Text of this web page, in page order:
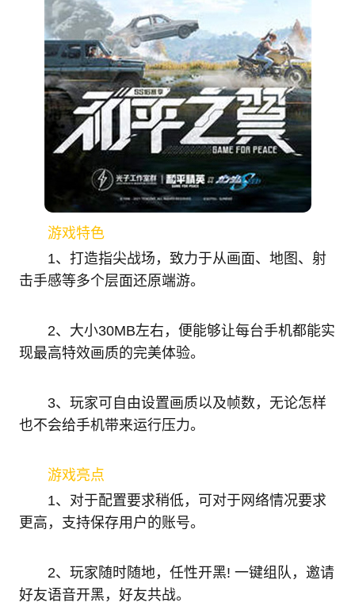
游戏特色
1、打造指尖战场，致力于从画面、地图、射
击手感等多个层面还原端游。
2、大小30MB左右，便能够让每台手机都能实
现最高特效画质的完美体验。
3、玩家可自由设置画质以及帧数，无论怎样
也不会给手机带来运行压力。
游戏亮点
1、对于配置要求稍低，可对于网络情况要求
更高，支持保存用户的账号。
2、玩家随时随地，任性开黑! 一键组队，邀请
好友语音开黑，好友共战。